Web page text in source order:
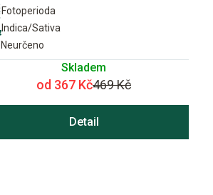
Fotoperioda
Indica/Sativa
Neurčeno
Skladem
od 367 Kč469 Kč
Detail